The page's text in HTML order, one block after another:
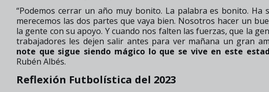
“Podemos cerrar un año muy bonito. La palabra es bonito. Ha
merecemos las dos partes que vaya bien. Nosotros hacer un
la gente con su apoyo. Y cuando nos falten las fuerzas, que la
trabajadores les dejen salir antes para ver mañana un gran
note que sigue siendo mágico lo que se vive en este
Rubén Albés.
Reflexión Futbolística del 2023